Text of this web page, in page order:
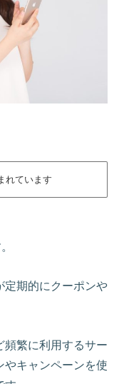
れています
定期的にクーポンや
頻繁に利用するサー
やキャンペーンを使